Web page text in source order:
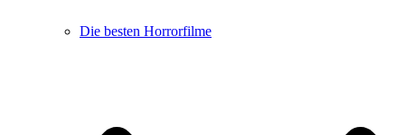
Die besten Horrorfilme